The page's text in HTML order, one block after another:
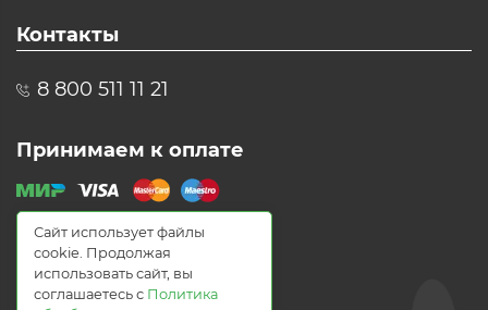
Контакты
8 800 511 11 21
Принимаем к оплате
Сайт использует файлы
cookie. Продолжая
использовать сайт, вы
соглашаетесь с Политика